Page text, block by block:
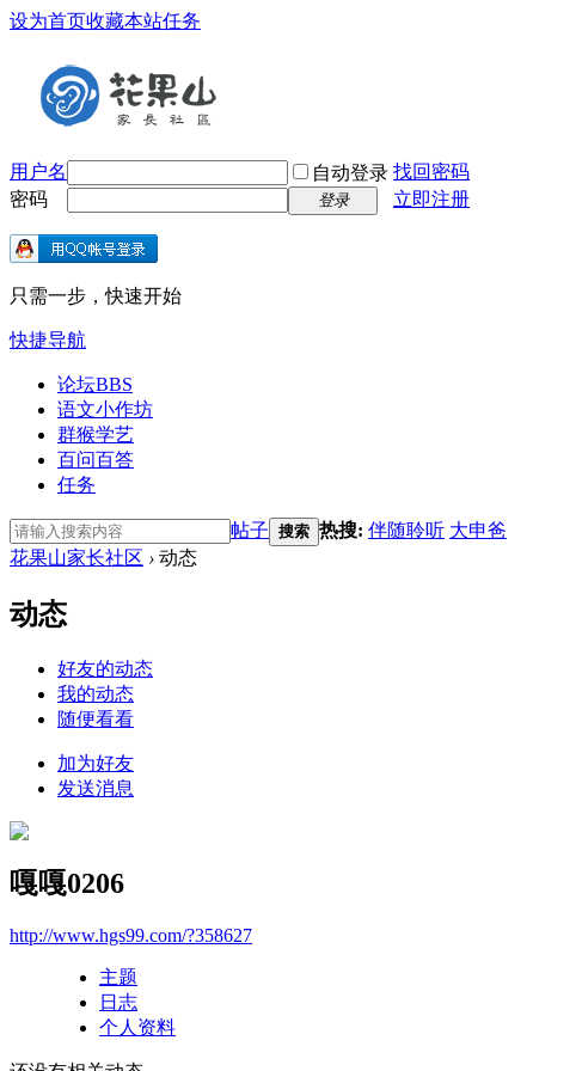
设为首页收藏本站任务
用户名 自动登录 找回密码
密码
登录 立即注册
只需一步，快速开始
快捷导航
论坛BBS
语文小作坊
群猴学艺
百问百答
任务
帖子 搜索 热搜: 伴随聆听 大申爸
花果山家长社区 › 动态
动态
好友的动态
我的动态
随便看看
加为好友
发送消息
嘎嘎0206
http://www.hgs99.com/?358627
主题
日志
个人资料